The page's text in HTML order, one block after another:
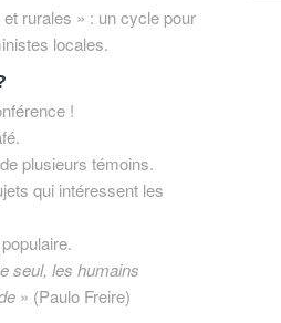
rurales » : un cycle pour
locales.
!
plusieurs témoins.
qui intéressent les
seul, les humains
» (Paulo Freire)